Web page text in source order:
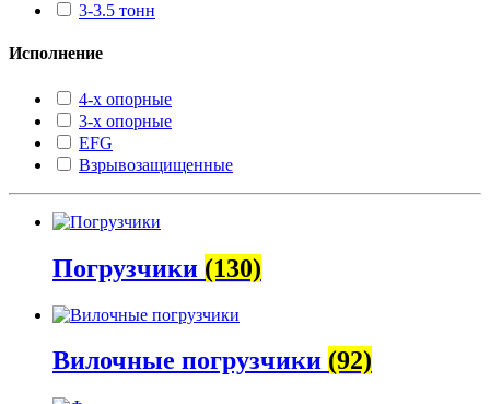
3-3.5 тонн
Исполнение
4-х опорные
3-х опорные
EFG
Взрывозащищенные
Погрузчики (130)
Вилочные погрузчики (92)